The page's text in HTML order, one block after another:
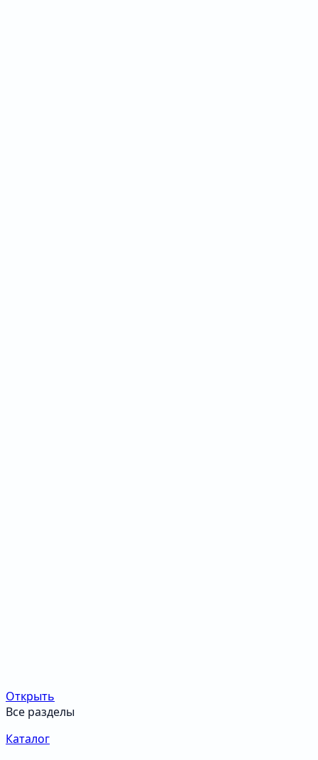
Открыть
Все разделы
Каталог